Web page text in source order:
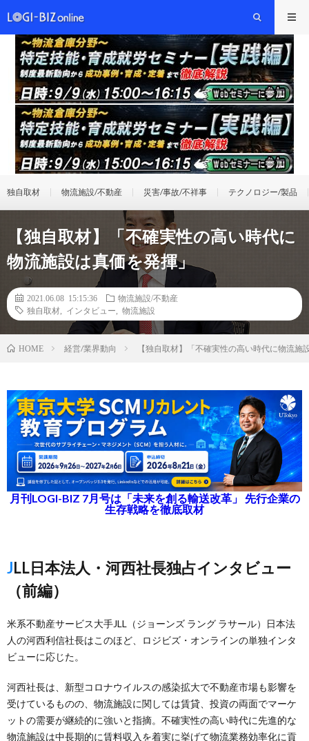
独自取材 物流施設/不動産 災害/事故/不祥事 テクノロジー/製品
【独自取材】「不確実性の高い時代に
物流施設は真価を発揮」
2021.06.08 15:15:36
物流施設/不動産
独自取材
インタビュー 物流施設
HOME 経営/業界動向 【独自取材】「不確実性の高い時代に物流施
月刊LOGI-BIZ 7月号は「未来を創る輸送改革」 先行企業の
生存戦略を徹底取材
JLL日本法人・河西社長独占インタビュー
（前編）
米系不動産サービス大手JLL（ジョーンズ ラング ラサール）日本法
人の河西利信社長はこのほど、ロジビズ・オンラインの単独インタ
ビューに応じた。
河西社長は、新型コロナウイルスの感染拡大で不動産市場も影響を
受けているものの、物流施設に関しては賃貸、投資の両面でマーケ
ットの需要が継続的に強いと指摘。不確実性の高い時代に先進的な
物流施設は中長期的に賃料収入を着実に挙げて物流業務効率化に貢